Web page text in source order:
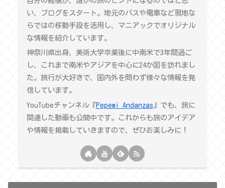
い、ブログをスタート。地元のバスや電車など現地な
らではの移動手段を活用し、マニアックでオリジナル
な情報を紹介しています。
神奈川県出身、美術大学卒業後に中南米で3年間過ご
し、これまで南米やアジアを中心に24か国を訪れまし
た。旅行が大好きで、国内外を問わず様々な情報を発
信しています。
YouTubeチャンネル『Pepemi Andanzas 』でも、旅に
関連した動画も公開中です。これからも旅のアイデア
や情報を掲載していきますので、ぜひお楽しみに！